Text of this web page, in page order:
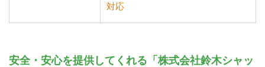
対応
安全・安心を提供してくれる「株式会社鈴木シャッ